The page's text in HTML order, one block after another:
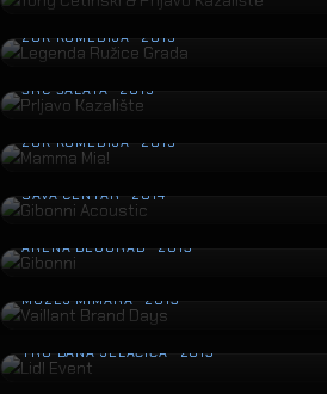
Legenda Ružice Grada
ZGK KOMEDIJA · 2015
Prljavo Kazalište
ŠRC ŠALATA · 2015
Mamma Mia!
ZGK KOMEDIJA · 2015
Gibonni Acoustic
SAVA CENTAR · 2014
Gibonni
ARENA BEOGRAD · 2013
Vaillant Brand Days
MUZEJ MIMARA · 2013
Lidl Event
TRG BANA JELAČIĆA · 2013
Mozart u vrtu